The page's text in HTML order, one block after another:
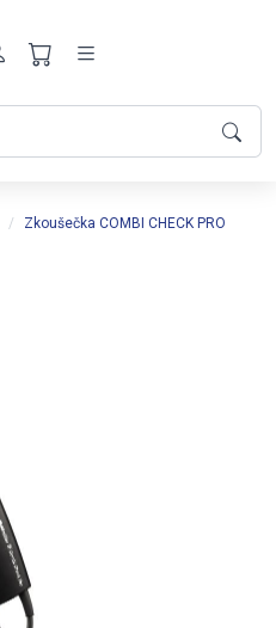
Zkoušečka COMBI CHECK PRO